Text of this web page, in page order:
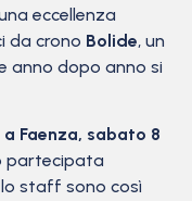
eccellenza
da crono Bolide, un
anno dopo anno si
a Faenza, sabato 8
partecipata
lo staff sono così